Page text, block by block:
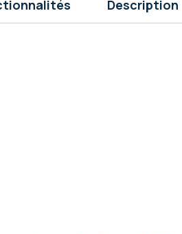
Description